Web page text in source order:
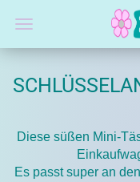
Diese süßen Mini-
Es passt super an